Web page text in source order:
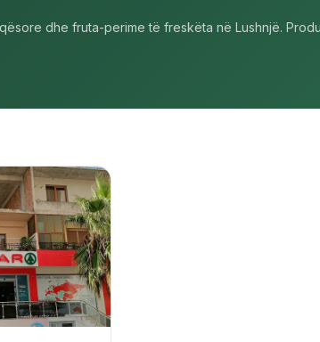
dhe fruta-perime të freskëta në Lushnjë.